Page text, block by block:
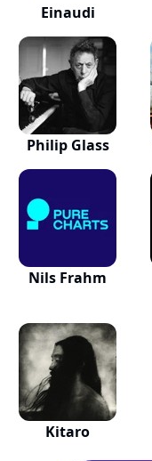
Einaudi
Philip Glass
Nils Frahm
Kitaro